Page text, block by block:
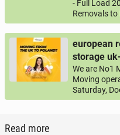
- Full Load
Removals
european
storage
We are No1
Moving
Saturday,
Read more